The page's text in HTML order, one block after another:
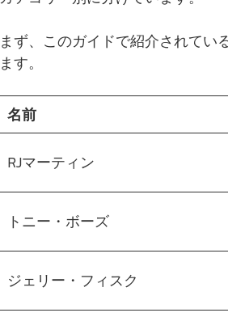
まず、このガイドで紹介されてい
ます。
名前
RJマーティン
トニー・ボーズ
ジェリー・フィスク